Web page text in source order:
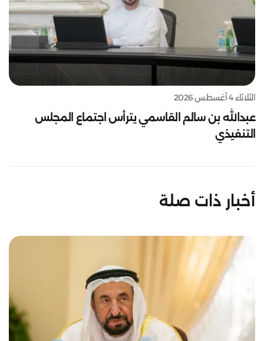
الثلاثاء 4 أغسطس 2026
عبدالله بن سالم القاسمي يترأس اجتماع المجلس
التنفيذي
أخبار ذات صلة